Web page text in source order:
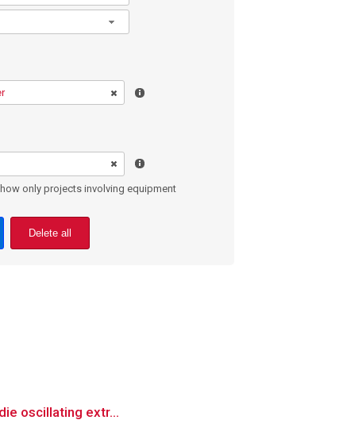
only projects involving equipment
Delete all
oscillating extr...